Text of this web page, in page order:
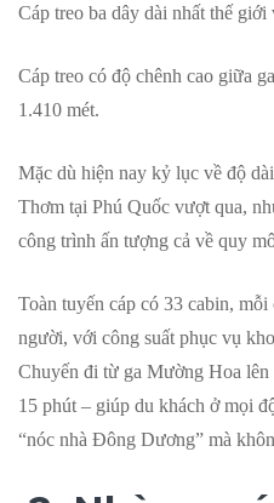
Cáp treo ba dây dài nhất thế
Cáp treo có độ chênh cao giữa
1.410 mét.
Mặc dù hiện nay kỷ lục về độ
Thơm tại Phú Quốc vượt qua,
công trình ấn tượng cả về quy
Toàn tuyến cáp có 33 cabin,
người, với công suất phục vụ
Chuyến đi từ ga Mường Hoa lên
15 phút – giúp du khách ở mọi
“nóc nhà Đông Dương” mà